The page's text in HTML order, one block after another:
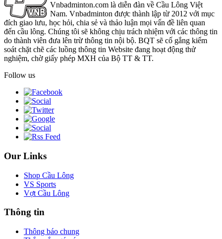
Vnbadminton.com là diễn đàn về Cầu Lông Việt
Nam. Vnbadminton được thành lập từ 2012 với mục
đích giao lưu, học hỏi, chia sẻ và thảo luận mọi vấn đề liên quan
đến cầu lông. Chúng tôi sẽ không chịu trách nhiệm với các thông tin
do thành viên đưa lên trừ thông tin nội bộ. BQT sẽ cố gắng kiểm
soát chặt chẽ các luồng thông tin Website đang hoạt động thử
nghiệm, chờ giấy phép MXH của Bộ TT & TT.
Follow us
Our Links
Shop Cầu Lông
VS Sports
Vợt Cầu Lông
Thông tin
Thông báo chung